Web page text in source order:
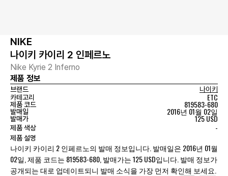
NIKE
나이키 카이리 2 인페르노
Nike Kyrie 2 Inferno
제품 정보
브랜드
나이키
카테고리
ETC
제품 코드 819583-680
발매일 2016년 01월 02일
발매가 125 USD
제품 색상 -
제품 설명
나이키 카이리 2 인페르노의 발매 정보입니다. 발매일은 2016년 01월
02일, 제품 코드는 819583-680, 발매가는 125 USD입니다. 발매 정보가
공개되는 대로 업데이트되니 발매 소식을 가장 먼저 확인해 보세요.